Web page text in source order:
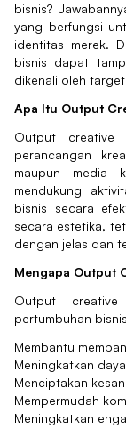
bisnis?
yang berfungsi
identitas merek.
bisnis dapat
dikenali oleh
Apa Itu Output
Output
perancangan
maupun media
mendukung
bisnis secara
secara estetika,
dengan jelas dan
Mengapa Output
Output
pertumbuhan
Membantu
Meningkatkan
Menciptakan
Mempermudah
Meningkatkan